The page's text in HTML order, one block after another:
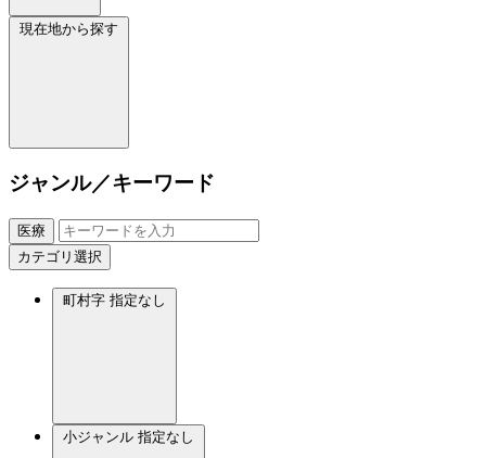
現在地から探す
ジャンル／キーワード
医療
カテゴリ選択
町村字 指定なし
小ジャンル 指定なし